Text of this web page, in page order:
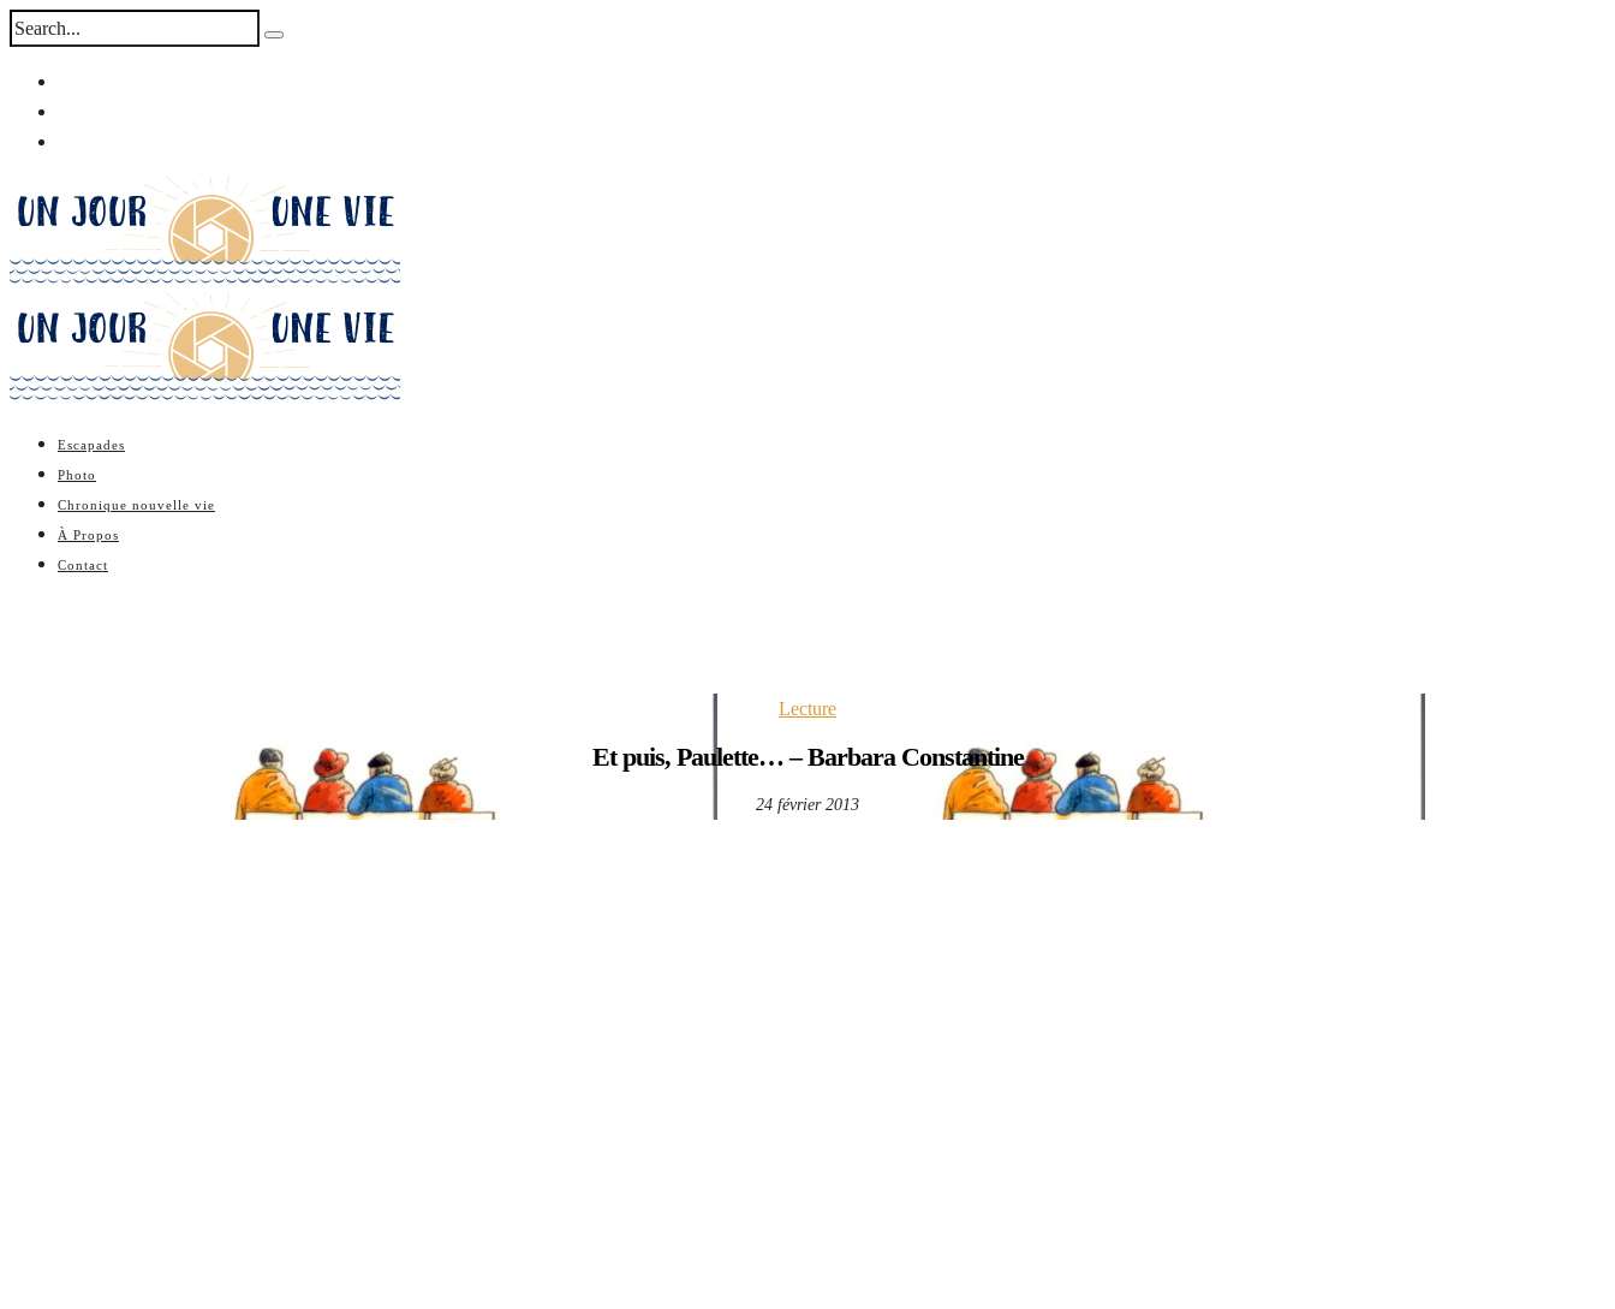
Escapades
Photo
Chronique nouvelle vie
À Propos
Contact
Lecture
Et puis, Paulette… – Barbara Constantine
24 février 2013